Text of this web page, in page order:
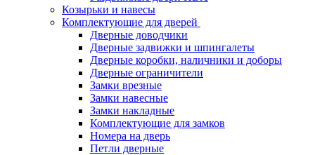
Козырьки и навесы
Комплектующие для дверей
Дверные доводчики
Дверные задвижки и шпингалеты
Дверные коробки, наличники и доборы
Дверные ограничители
Замки врезные
Замки навесные
Замки накладные
Комплектующие для замков
Номера на дверь
Петли дверные